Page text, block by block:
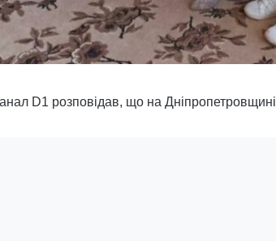
D1 розповідав, що на Дніпропетровщині